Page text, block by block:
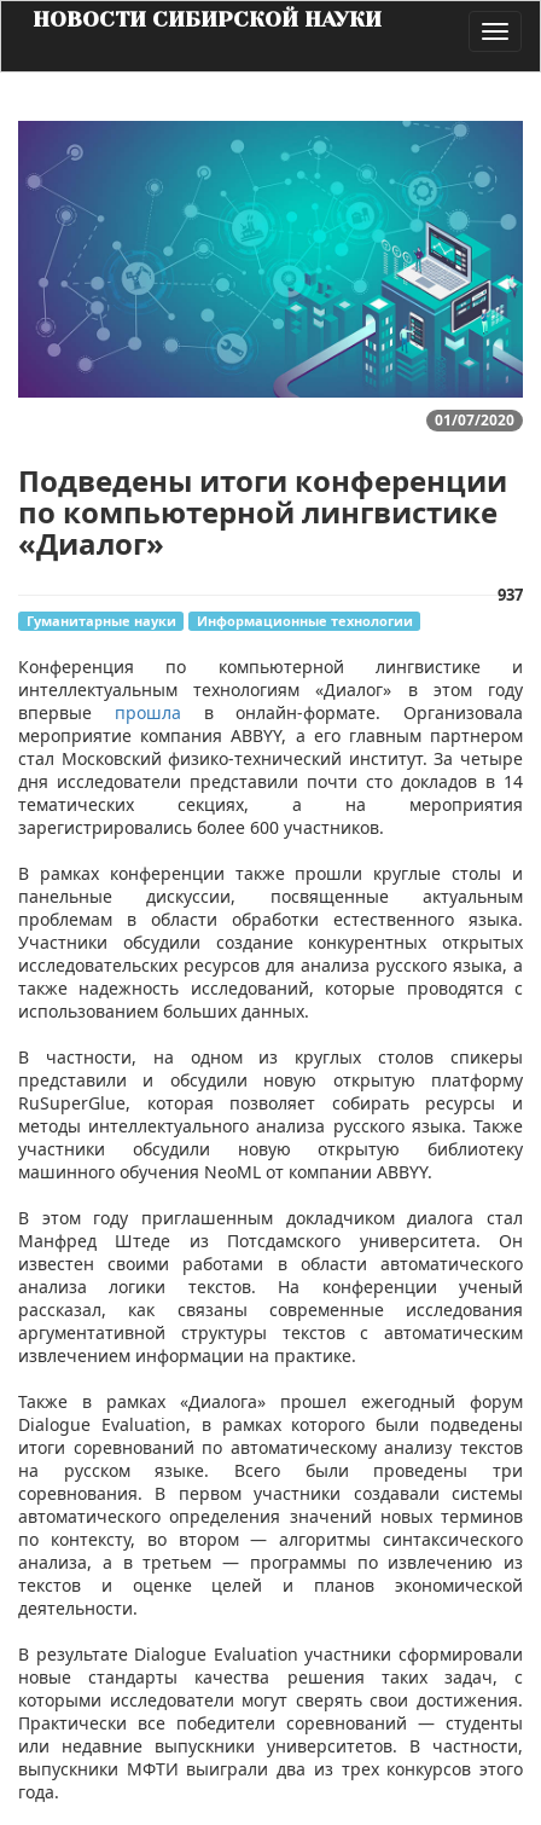
НОВОСТИ СИБИРСКОЙ НАУКИ
01/07/2020
Подведены итоги конференции
по компьютерной лингвистике
«Диалог»
937
Гуманитарные науки Информационные технологии
Конференция по компьютерной лингвистике и
интеллектуальным технологиям «Диалог» в этом году
впервые прошла в онлайн-формате. Организовала
мероприятие компания ABBYY, а его главным партнером
стал Московский физико-технический институт. За четыре
дня исследователи представили почти сто докладов в 14
тематических секциях, а на мероприятия
зарегистрировались более 600 участников.
В рамках конференции также прошли круглые столы и
панельные дискуссии, посвященные актуальным
проблемам в области обработки естественного языка.
Участники обсудили создание конкурентных открытых
исследовательских ресурсов для анализа русского языка, а
также надежность исследований, которые проводятся с
использованием больших данных.
В частности, на одном из круглых столов спикеры
представили и обсудили новую открытую платформу
RuSuperGlue, которая позволяет собирать ресурсы и
методы интеллектуального анализа русского языка. Также
участники обсудили новую открытую библиотеку
машинного обучения NeoML от компании ABBYY.
В этом году приглашенным докладчиком диалога стал
Манфред Штеде из Потсдамского университета. Он
известен своими работами в области автоматического
анализа логики текстов. На конференции ученый
рассказал, как связаны современные исследования
аргументативной структуры текстов с автоматическим
извлечением информации на практике.
Также в рамках «Диалога» прошел ежегодный форум
Dialogue Evaluation, в рамках которого были подведены
итоги соревнований по автоматическому анализу текстов
на русском языке. Всего были проведены три
соревнования. В первом участники создавали системы
автоматического определения значений новых терминов
по контексту, во втором — алгоритмы синтаксического
анализа, а в третьем — программы по извлечению из
текстов и оценке целей и планов экономической
деятельности.
В результате Dialogue Evaluation участники сформировали
новые стандарты качества решения таких задач, с
которыми исследователи могут сверять свои достижения.
Практически все победители соревнований — студенты
или недавние выпускники университетов. В частности,
выпускники МФТИ выиграли два из трех конкурсов этого
года.